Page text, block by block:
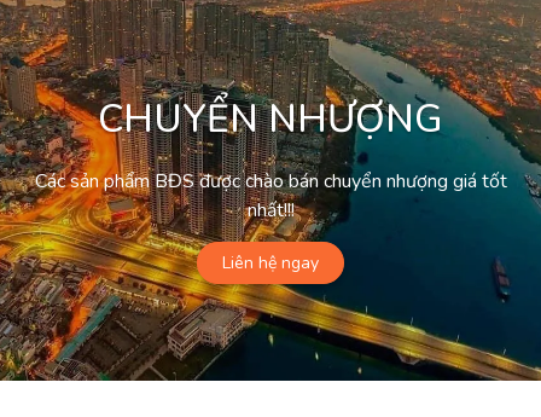
CHUYỂN NHƯỢNG
Các sản phẩm BĐS được chào bán chuyển nhượng giá tốt
nhất!!!
Liên hệ ngay